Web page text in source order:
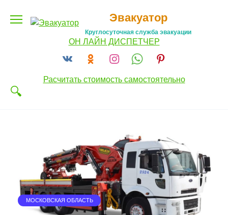
Эвакуатор
Круглосуточная служба эвакуации
ОН ЛАЙН ДИСПЕТЧЕР
Расчитать стоимость самостоятельно
МОСКОВСКАЯ ОБЛАСТЬ